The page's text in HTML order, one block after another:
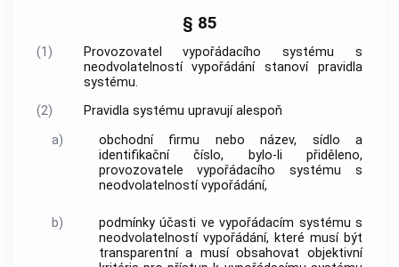
§ 85
(1)
Provozovatel vypořádacího systému s
neodvolatelností vypořádání stanoví pravidla
systému.
(2)
Pravidla systému upravují alespoň
a)
obchodní firmu nebo název, sídlo a
identifikační číslo, bylo-li přiděleno,
provozovatele vypořádacího systému s
neodvolatelností vypořádání,
b)
podmínky účasti ve vypořádacím systému s
neodvolatelností vypořádání, které musí být
transparentní a musí obsahovat objektivní